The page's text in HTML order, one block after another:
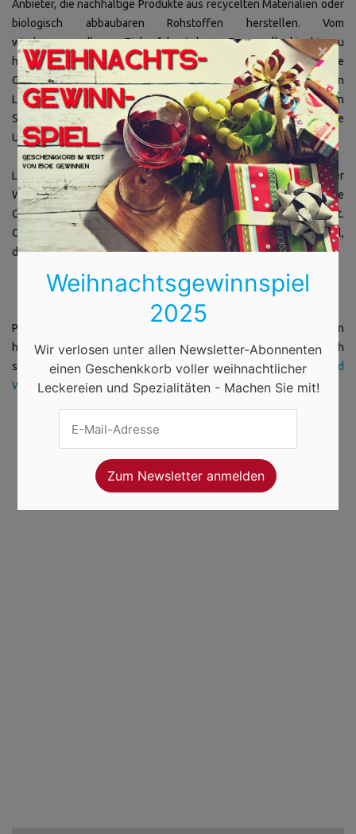
Anbieter, die nachhaltige Produkte aus recycelten Materialien oder
biologisch abbaubaren Rohstoffen herstellen. Vom
wiederverwendbaren Einkaufsbeutel aus Baumwolle bis hin zu
handgefertigten Seifen aus natürlichen Inhaltsstoffen – diese
Geschenke zeigen nicht nur Wertschätzung gegenüber den
Liebsten, sondern auch für unseren Planeten. Damit verschenken
Sie ein gutes Gewissen und fördern gleichzeitig kleine
Unternehmen, die sich für Umwelt- und Naturschutz engagieren.
Lassen Sie sich von der Vielfalt und Kreativität der
Weihnachtsmärkte inspirieren und finden Sie das perfekte
Geschenk, das Herzen erwärmt und Erinnerungen schafft.
Genießen Sie die magische Atmosphäre und die Liebe zum Detail,
die jedes handgemachte Produkt ausstrahlt. Frohes Schenken!
P. S. Sollten Sie auf den Märkten nicht das Richtige gefunden
haben, so finden Sie hier Tipps, wie Sie Geschenke und Co. auch
selbst gestalten können:Weihnachtskarten, Weihnachtsdeko und
Weihnachtsgeschenke selbst gestalten
Weihnachtsgewinnspiel
2025
Wir verlosen unter allen Newsletter-Abonnenten
einen Geschenkkorb voller weihnachtlicher
Leckereien und Spezialitäten - Machen Sie mit!
×